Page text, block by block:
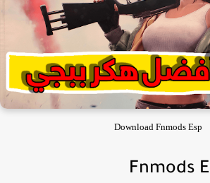
Download Fnmods Esp